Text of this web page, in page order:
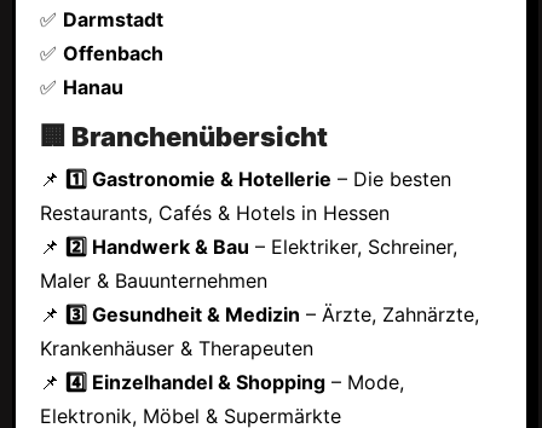
✅ Darmstadt
✅ Offenbach
✅ Hanau
🏢 Branchenübersicht
📌 1️⃣ Gastronomie & Hotellerie – Die besten
Restaurants, Cafés & Hotels in Hessen
📌 2️⃣ Handwerk & Bau – Elektriker, Schreiner,
Maler & Bauunternehmen
📌 3️⃣ Gesundheit & Medizin – Ärzte, Zahnärzte,
Krankenhäuser & Therapeuten
📌 4️⃣ Einzelhandel & Shopping– Mode,
Elektronik, Möbel & Supermärkte